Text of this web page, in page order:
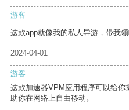
游客
这款app就像我的私人导游，带我领
2024-04-01
游客
这款加速器VPM应用程序可以给
助你在网络上自由移动。